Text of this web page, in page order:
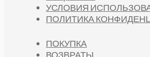
УСЛОВИЯ
ПОЛИТИКА
ПОКУПКА
ВОЗВРАТЫ